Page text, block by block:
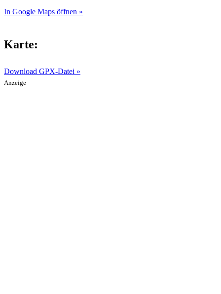
In Google Maps öffnen »
Karte:
Download GPX-Datei »
Anzeige